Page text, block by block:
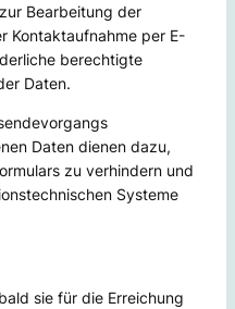
Bearbeitung der
Kontaktaufnahme per E-
berechtigte
Daten.
Daten dienen dazu,
zu verhindern und
Systeme
sie für die Erreichung